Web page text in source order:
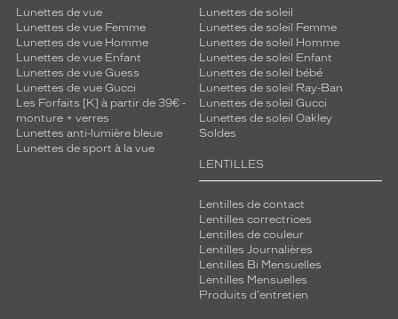
Lunettes de vue
Lunettes de vue Femme
Lunettes de vue Homme
Lunettes de vue Enfant
Lunettes de vue Guess
Lunettes de vue Gucci
Les Forfaits [K] à partir de 39€ -
monture + verres
Lunettes anti-lumière bleue
Lunettes de sport à la vue
Lunettes de soleil
Lunettes de soleil Femme
Lunettes de soleil Homme
Lunettes de soleil Enfant
Lunettes de soleil bébé
Lunettes de soleil Ray-Ban
Lunettes de soleil Gucci
Lunettes de soleil Oakley
Soldes
LENTILLES
Lentilles de contact
Lentilles correctrices
Lentilles de couleur
Lentilles Journalières
Lentilles Bi Mensuelles
Lentilles Mensuelles
Produits d'entretien